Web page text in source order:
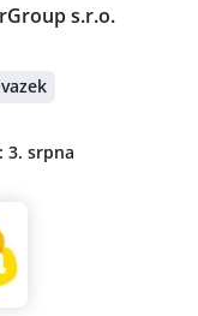
s.r.o.
3. srpna